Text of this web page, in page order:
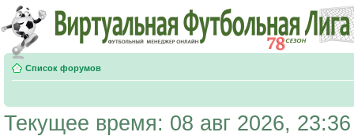
Список форумов
Текущее время: 08 авг 2026, 23:36